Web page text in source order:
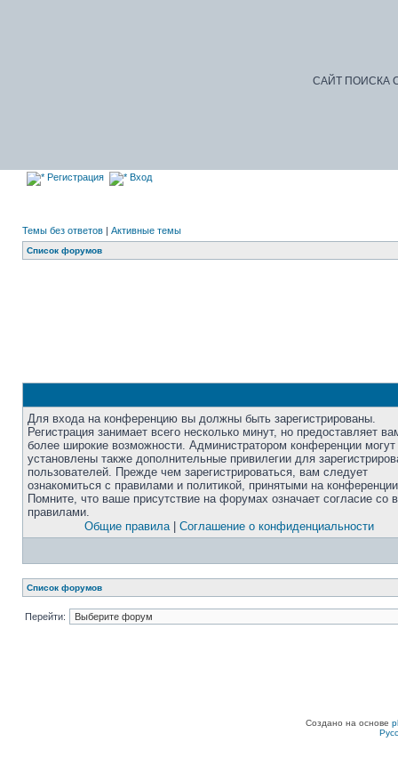
САЙТ ПОИСКА
Регистрация Вход
Темы без ответов | Активные темы
Список форумов
Для входа на конференцию вы должны быть зарегистрированы.
Регистрация занимает всего несколько минут, но предоставляет
более широкие возможности. Администратором конференции
установлены также дополнительные привилегии для
пользователей. Прежде чем зарегистрироваться, вам следует
ознакомиться с правилами и политикой, принятыми на
Помните, что ваше присутствие на форумах означает согласие со
правилами.
Общие правила| Соглашение о конфиденциальности
Список форумов
Перейти:
Создано на основе